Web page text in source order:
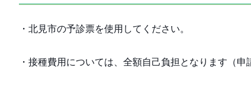
・北見市の予診票を使用してください。
・接種費用については、全額自己負担となります（